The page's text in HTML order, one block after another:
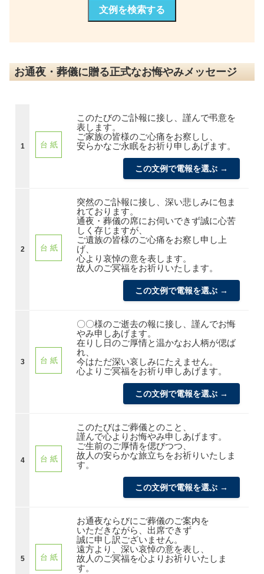
文例を検索する
お通夜・葬儀に贈る正式なお悔やみメッセージ
1 台 紙
このたびのご訃報に接し、謹んで弔意を
表します。
ご家族の皆様のご心痛をお察しし、
安らかなご永眠をお祈り申しあげます。
この文例で電報を選ぶ →
2 台 紙
突然のご訃報に接し、深い悲しみに包ま
れております。
通夜・葬儀の席にお伺いできず誠に心苦
しく存じますが、
ご遺族の皆様のご心痛をお察し申し上
げ、
心より哀悼の意を表します。
故人のご冥福をお祈りいたします。
この文例で電報を選ぶ →
3 台 紙
〇〇様のご逝去の報に接し、謹んでお悔
やみ申しあげます。
在りし日のご厚情と温かなお人柄が偲ば
れ、
今はただ深い哀しみにたえません。
心よりご冥福をお祈り申しあげます。
この文例で電報を選ぶ →
4 台 紙
このたびはご葬儀とのこと、
謹んで心よりお悔やみ申しあげます。
ご生前のご厚情を偲びつつ、
故人の安らかな旅立ちをお祈りいたしま
す。
この文例で電報を選ぶ →
5 台 紙
お通夜ならびにご葬儀のご案内を
いただきながら、出席できず
誠に申し訳ございません。
遠方より、深い哀悼の意を表し、
故人のご冥福を心よりお祈りいたしま
す。